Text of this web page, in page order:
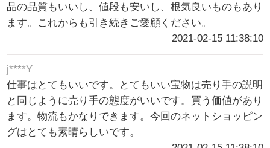
品の品質もいいし、値段も安いし、根気良いものもあり
ます。これからも引き続きご愛顧ください。
2021-02-15 11:38:10
j****Y
仕事はとてもいいです。とてもいい宝物は売り手の説明
と同じように売り手の態度がいいです。買う価値があり
ます。物流もかなりできます。今回のネットショッピン
グはとても素晴らしいです。